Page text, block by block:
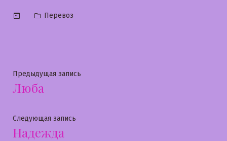
Опубликовано
Перевоз
Навигация
по
записям
Предыдущая запись
Люба
Следующая запись
Надежда